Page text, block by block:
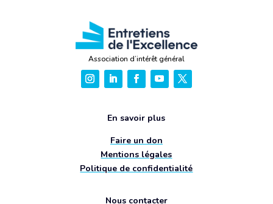
Association d’intérêt général
En savoir plus
Faire un don
Mentions légales
Politique de confidentialité
Nous contacter